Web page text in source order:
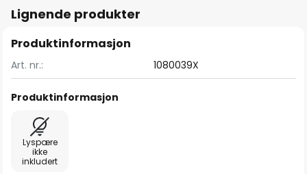
Lignende produkter
Produktinformasjon
Art. nr.: 1080039X
Produktinformasjon
Lyspære
ikke
inkludert